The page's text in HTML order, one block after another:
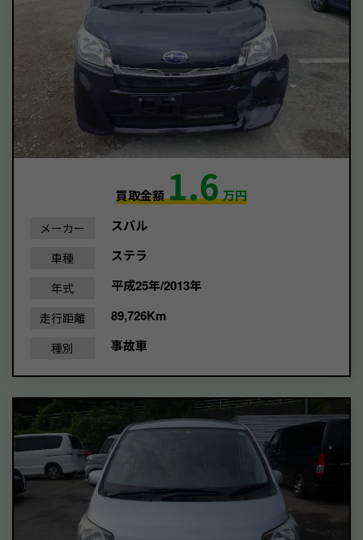
買取金額1.6万円
メーカー スバル
車種 ステラ
年式 平成25年/2013年
走行距離 89,726Km
種別 事故車